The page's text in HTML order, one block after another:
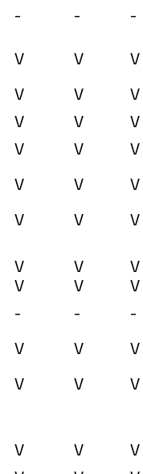
- -
-
V V
V
V V
V
V V
V
V V
V
V V
V
V V
V
V V
V
V V
V
- -
-
V V
V
V V
V
V V
V